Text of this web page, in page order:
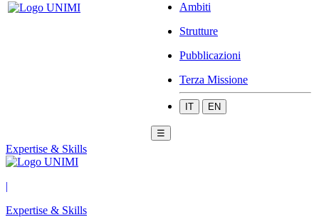
Ambiti
Strutture
Pubblicazioni
Terza Missione
IT EN
☰
Expertise & Skills
|
Expertise & Skills